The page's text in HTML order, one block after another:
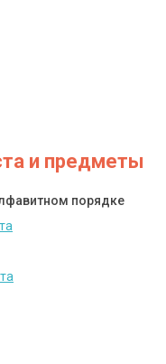
и предметы
порядке